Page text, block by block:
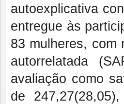
autoexplicativa
entregue às
83 mulheres, com
autorrelatada
avaliação como
de